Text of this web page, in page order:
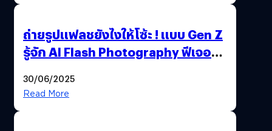
ถ่ายรูปแฟลชยังไงให้โซ้ะ ! แบบ Gen Z
รู้จัก AI Flash Photography ฟีเจอร์
30/06/2025
Read More